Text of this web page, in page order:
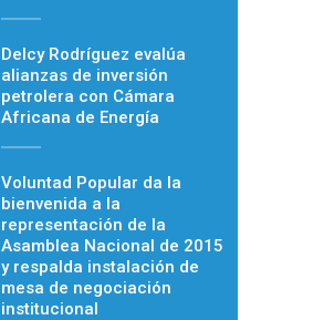
Delcy Rodríguez evalúa
alianzas de inversión
petrolera con Cámara
Africana de Energía
Voluntad Popular da la
bienvenida a la
representación de la
Asamblea Nacional de 2015
y respalda instalación de
mesa de negociación
institucional